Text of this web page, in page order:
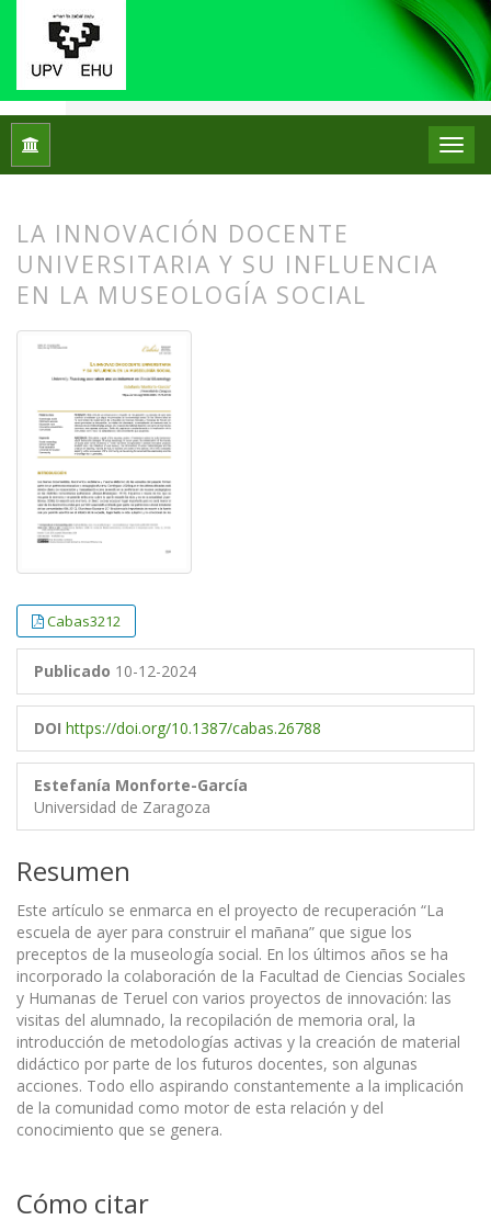
Inicio
LA INNOVACIÓN DOCENTE
UNIVERSITARIA Y SU INFLUENCIA
EN LA MUSEOLOGÍA SOCIAL
Cabas3212
Publicado 10-12-2024
DOI https://doi.org/10.1387/cabas.26788
Estefanía Monforte-García
Universidad de Zaragoza
Resumen
Este artículo se enmarca en el proyecto de recuperación “La
escuela de ayer para construir el mañana” que sigue los
preceptos de la museología social. En los últimos años se ha
incorporado la colaboración de la Facultad de Ciencias Sociales
y Humanas de Teruel con varios proyectos de innovación: las
visitas del alumnado, la recopilación de memoria oral, la
introducción de metodologías activas y la creación de material
didáctico por parte de los futuros docentes, son algunas
acciones. Todo ello aspirando constantemente a la implicación
de la comunidad como motor de esta relación y del
conocimiento que se genera.
Cómo citar